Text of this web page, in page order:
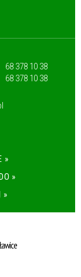
68 378 10 38
68 378 10 38
»
»
»